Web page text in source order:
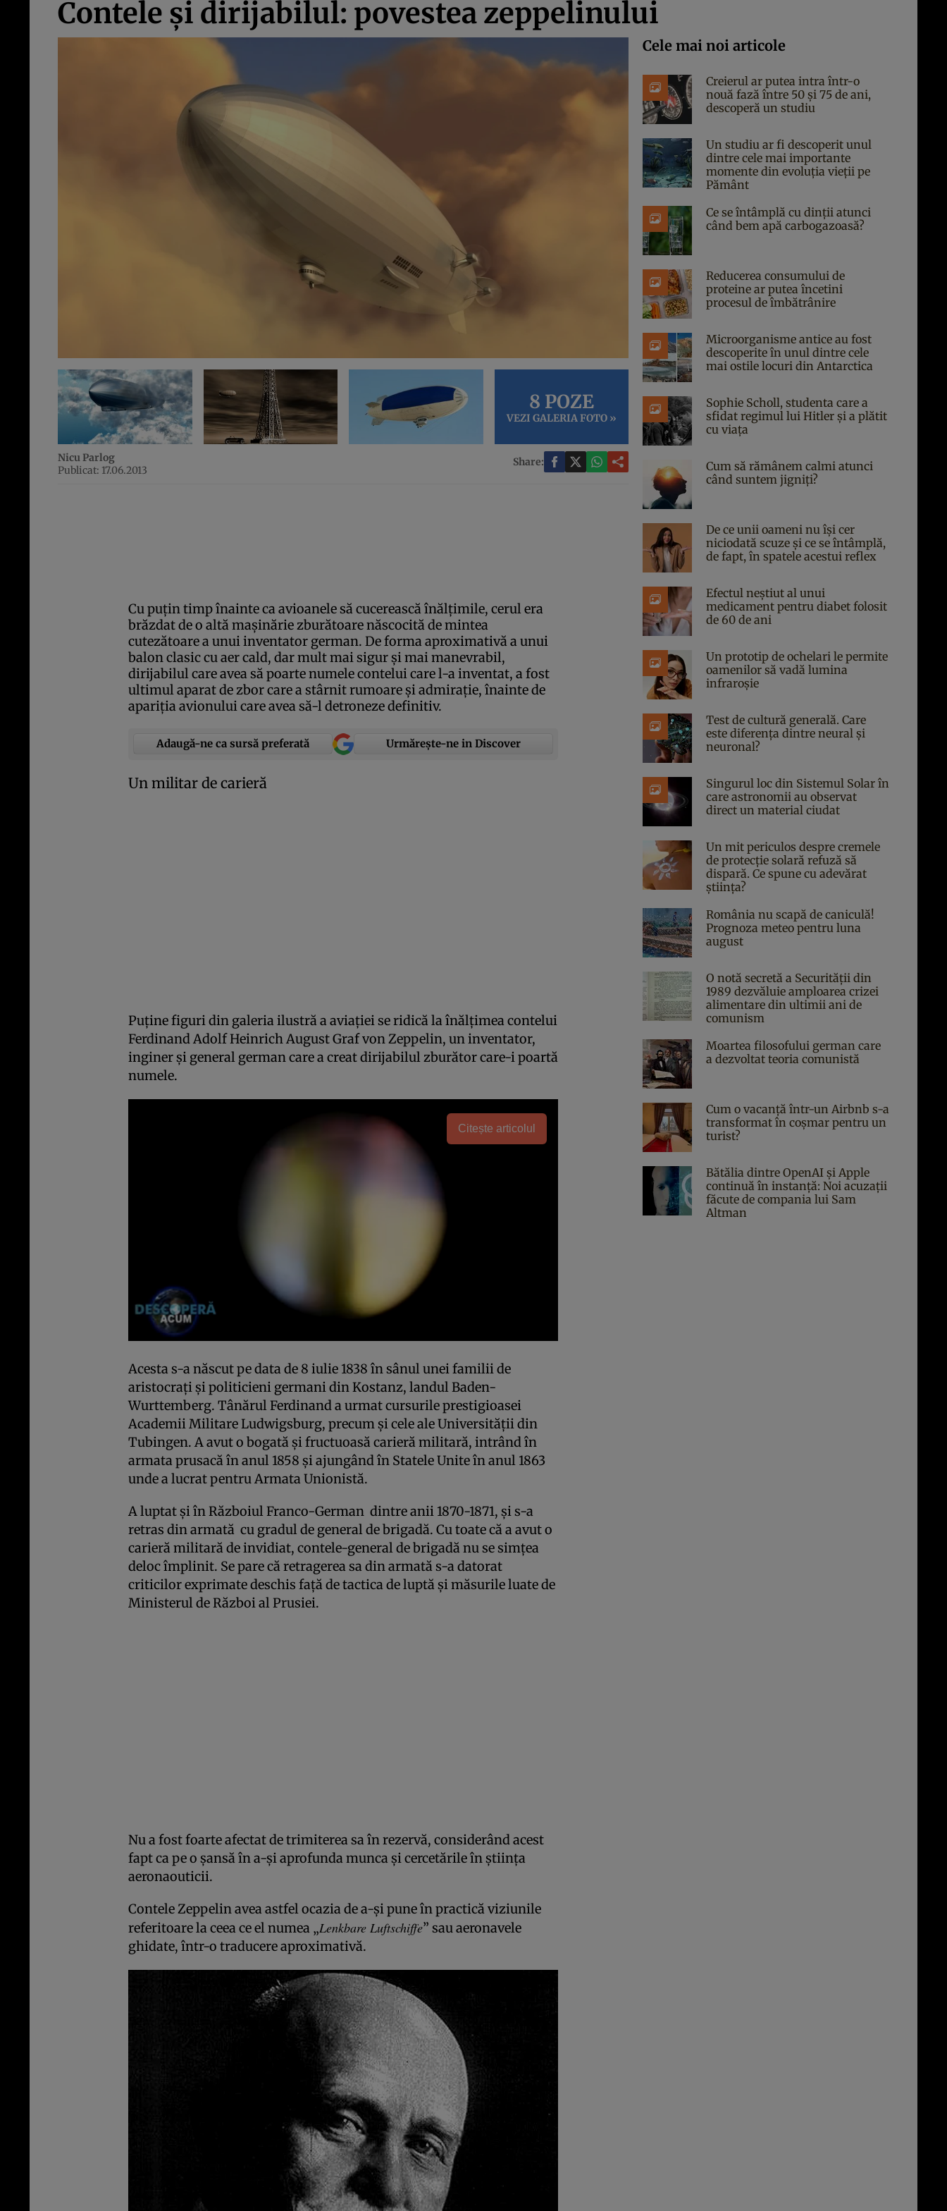
Contele şi dirijabilul: povestea zeppelinului
8 POZE
VEZI GALERIA FOTO »
Nicu Parlog
Publicat: 17.06.2013
Share:
Cu puţin timp înainte ca avioanele să cucerească înălţimile, cerul era
brăzdat de o altă maşinărie zburătoare născocită de mintea
cutezătoare a unui inventator german. De forma aproximativă a unui
balon clasic cu aer cald, dar mult mai sigur şi mai manevrabil,
dirijabilul care avea să poarte numele contelui care l-a inventat, a fost
ultimul aparat de zbor care a stârnit rumoare şi admiraţie, înainte de
apariţia avionului care avea să-l detroneze definitiv.
Adaugă-ne ca sursă preferată Urmărește-ne in Discover
Un militar de carieră
Puţine figuri din galeria ilustră a aviaţiei se ridică la înălţimea contelui
Ferdinand Adolf Heinrich August Graf von Zeppelin, un inventator,
inginer şi general german care a creat dirijabilul zburător care-i poartă
numele.
Citește articolul
Acesta s-a născut pe data de 8 iulie 1838 în sânul unei familii de
aristocraţi şi politicieni germani din Kostanz, landul Baden-
Wurttemberg. Tânărul Ferdinand a urmat cursurile prestigioasei
Academii Militare Ludwigsburg, precum şi cele ale Universităţii din
Tubingen. A avut o bogată şi fructuoasă carieră militară, intrând în
armata prusacă în anul 1858 şi ajungând în Statele Unite în anul 1863
unde a lucrat pentru Armata Unionistă.
A luptat şi în Războiul Franco-German dintre anii 1870-1871, şi s-a
retras din armată cu gradul de general de brigadă. Cu toate că a avut o
carieră militară de invidiat, contele-general de brigadă nu se simţea
deloc împlinit. Se pare că retragerea sa din armată s-a datorat
criticilor exprimate deschis faţă de tactica de luptă şi măsurile luate de
Ministerul de Război al Prusiei.
Nu a fost foarte afectat de trimiterea sa în rezervă, considerând acest
fapt ca pe o şansă în a-şi aprofunda munca şi cercetările în ştiinţa
aeronaouticii.
Contele Zeppelin avea astfel ocazia de a-şi pune în practică viziunile
referitoare la ceea ce el numea „Lenkbare Luftschiffe” sau aeronavele
ghidate, într-o traducere aproximativă.
Cele mai noi articole
Creierul ar putea intra într-o
nouă fază între 50 și 75 de ani,
descoperă un studiu
Un studiu ar fi descoperit unul
dintre cele mai importante
momente din evoluția vieții pe
Pământ
Ce se întâmplă cu dinții atunci
când bem apă carbogazoasă?
Reducerea consumului de
proteine ar putea încetini
procesul de îmbătrânire
Microorganisme antice au fost
descoperite în unul dintre cele
mai ostile locuri din Antarctica
Sophie Scholl, studenta care a
sfidat regimul lui Hitler și a plătit
cu viața
Cum să rămânem calmi atunci
când suntem jigniți?
De ce unii oameni nu își cer
niciodată scuze și ce se întâmplă,
de fapt, în spatele acestui reflex
Efectul neștiut al unui
medicament pentru diabet folosit
de 60 de ani
Un prototip de ochelari le permite
oamenilor să vadă lumina
infraroșie
Test de cultură generală. Care
este diferența dintre neural și
neuronal?
Singurul loc din Sistemul Solar în
care astronomii au observat
direct un material ciudat
Un mit periculos despre cremele
de protecție solară refuză să
dispară. Ce spune cu adevărat
știința?
România nu scapă de caniculă!
Prognoza meteo pentru luna
august
O notă secretă a Securității din
1989 dezvăluie amploarea crizei
alimentare din ultimii ani de
comunism
Moartea filosofului german care
a dezvoltat teoria comunistă
Cum o vacanță într-un Airbnb s-a
transformat în coșmar pentru un
turist?
Bătălia dintre OpenAI și Apple
continuă în instanță: Noi acuzații
făcute de compania lui Sam
Altman